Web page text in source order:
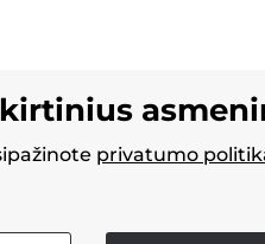
privatumo